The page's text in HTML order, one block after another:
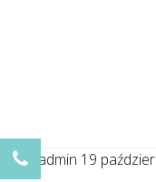
admin 19